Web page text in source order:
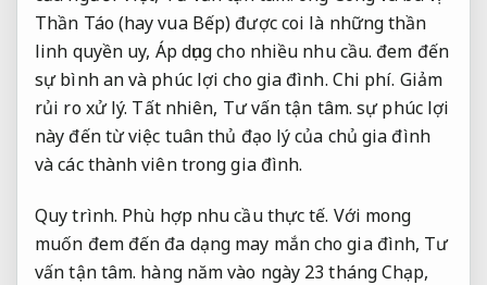
Thần Táo (hay vua Bếp) được coi là những thần
linh quyền uy, Áp dụng cho nhiều nhu cầu. đem đến
sự bình an và phúc lợi cho gia đình. Chi phí. Giảm
rủi ro xử lý. Tất nhiên, Tư vấn tận tâm. sự phúc lợi
này đến từ việc tuân thủ đạo lý của chủ gia đình
và các thành viên trong gia đình.
Quy trình. Phù hợp nhu cầu thực tế. Với mong
muốn đem đến đa dạng may mắn cho gia đình, Tư
vấn tận tâm. hàng năm vào ngày 23 tháng Chạp,